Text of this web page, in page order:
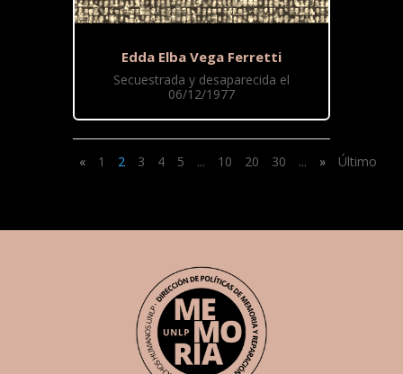
Edda Elba Vega Ferretti
Secuestrada y desaparecida el
06/12/1977
« 1 2 3 4 5 ... 10 20 30 ... » Último